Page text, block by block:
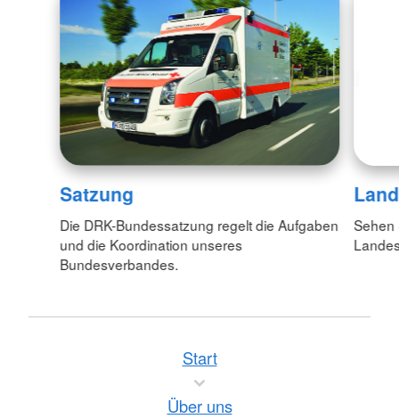
Satzung
Die DRK-Bundessatzung regelt die Aufgaben
und die Koordination unseres
Bundesverbandes.
Sehen
Start
Über uns